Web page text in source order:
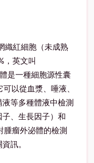
織紅細胞（未成熟
，英文叫
是一種細胞源性囊
以從血漿、唾液、
等多種體液中檢測
、生長因子）和
腫瘤外泌體的檢測
訊。